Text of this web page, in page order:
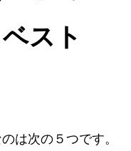
スト
は次の５つです。